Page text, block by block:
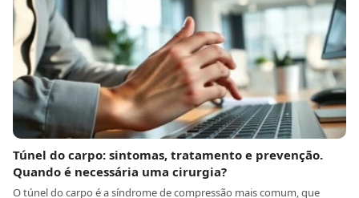
Túnel do carpo: sintomas, tratamento e prevenção.
Quando é necessária uma cirurgia?
O túnel do carpo é a síndrome de compressão mais comum, que